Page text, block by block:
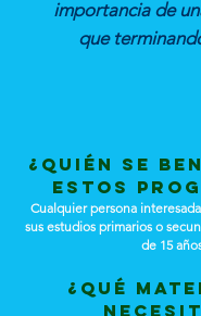
importancia de
que
¿Quién se
estos
Cualquier persona
sus estudios primarios o
de 15
¿Qué